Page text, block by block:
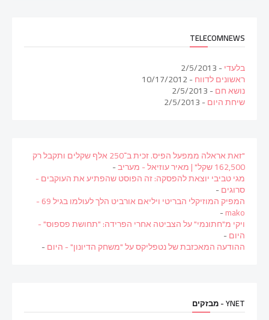
TELECOMNEWS
בלעדי- 2/5/2013
ראשונים לדווח- 10/17/2012
נושא חם- 2/5/2013
שיחת היום- 2/5/2013
"זאת אראלה ממפעל הפיס. זכית ב־250 אלף שקלים ותקבל רק
162,500 שקל" | מאיר עוזיאל - מעריב -
מגי טביבי יוצאת להפסקה: זה הפוסט שהפתיע את העוקבים -
סרוגים-
המפיק המוזיקלי הבריטי ויליאם אורביט הלך לעולמו בגיל 69 -
mako
-
ויקי מ"חתונמי" על הצביטה אחרי הפרידה: "תחושת פספוס" -
היום-
ההודעה המאכזבת של נטפליקס על "משחק הדיונון" - היום-
YNET - מבזקים